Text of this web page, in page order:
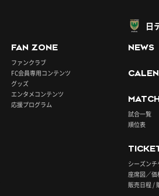
FAN ZONE
ファンクラブ
FC会員専用コンテンツ
グッズ
エンタメコンテンツ
応援プログラム
日
NEWS
試合一覧
順位表
シーズンチ
座席図／価
販売日程 /